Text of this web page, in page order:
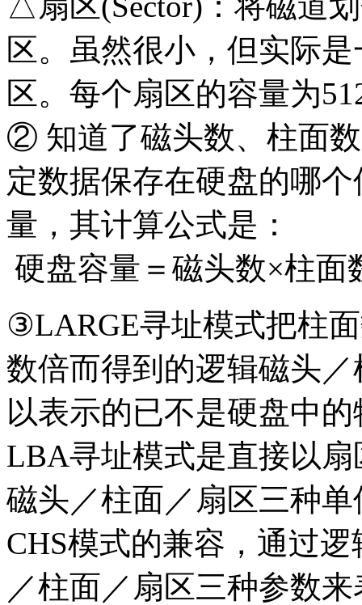
区。虽然很小，但实际
区。每个扇区的容量为
② 知道了磁头数、柱面
定数据保存在硬盘的哪
量，其计算公式是：
硬盘容量＝磁头数×柱面
③LARGE寻址模式把柱
数倍而得到的逻辑磁头
以表示的已不是硬盘中
LBA寻址模式是直接以
磁头／柱面／扇区三种
CHS模式的兼容，通过
／柱面／扇区三种参数